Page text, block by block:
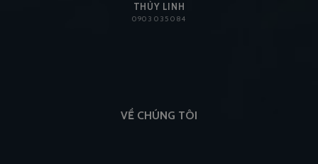
THÙY LINH
0903 035 084
VỀ CHÚNG TÔI